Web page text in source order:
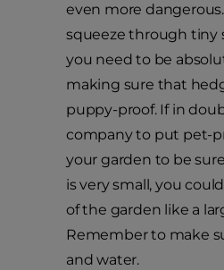
even more
squeeze through tiny
you need to be
making sure that
puppy-proof. If in
company to put pet-
your garden to be
is very small, you
of the garden like a
Remember to make
and water.